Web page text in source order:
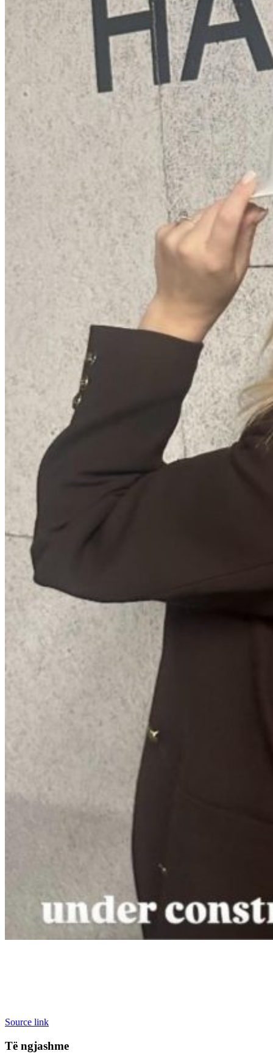
Source link
Të ngjashme